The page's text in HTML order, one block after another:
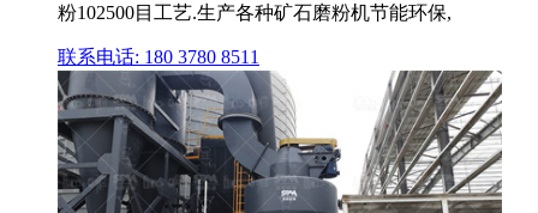
粉102500目工艺.生产各种矿石磨粉机节能环保,
联系电话: 180 3780 8511